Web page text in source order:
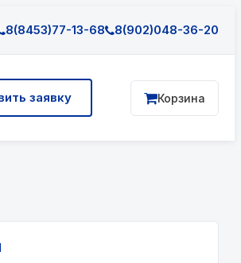
8(8453)77-13-68 8(902)048-36-20
заявку Корзина